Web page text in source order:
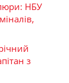
НБУ
з